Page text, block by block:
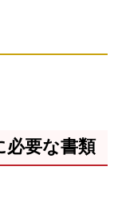
必要な書類